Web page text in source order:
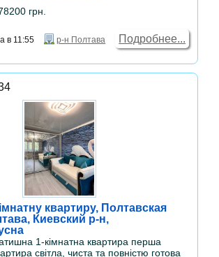
грн.
в 11:55 р-н Полтава Подробнее...
квартиру, Полтавская
Киевский р-н,
1-кімнатна квартира перша
світла, чиста та повністю готова